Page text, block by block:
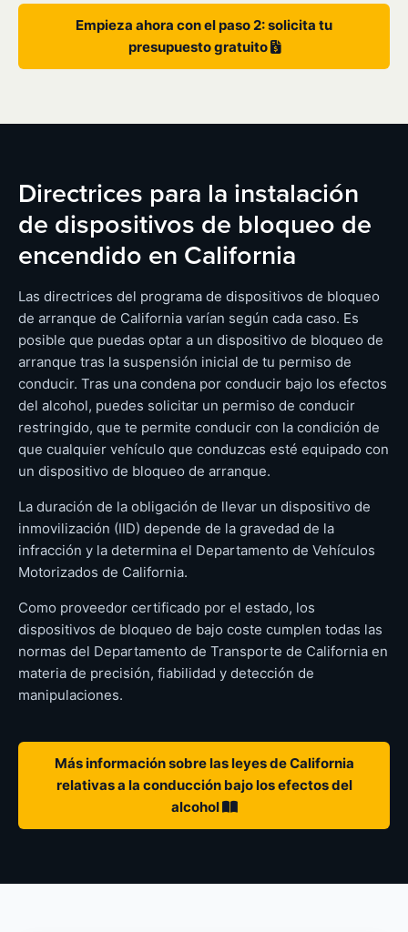
Empieza ahora con el paso 2: solicita tu
presupuesto gratuito
Directrices para la instalación
de dispositivos de bloqueo de
encendido en California
Las directrices del programa de dispositivos de bloqueo
de arranque de California varían según cada caso. Es
posible que puedas optar a un dispositivo de bloqueo de
arranque tras la suspensión inicial de tu permiso de
conducir. Tras una condena por conducir bajo los efectos
del alcohol, puedes solicitar un permiso de conducir
restringido, que te permite conducir con la condición de
que cualquier vehículo que conduzcas esté equipado con
un dispositivo de bloqueo de arranque.
La duración de la obligación de llevar un dispositivo de
inmovilización (IID) depende de la gravedad de la
infracción y la determina el Departamento de Vehículos
Motorizados de California.
Como proveedor certificado por el estado, los
dispositivos de bloqueo de bajo coste cumplen todas las
normas del Departamento de Transporte de California en
materia de precisión, fiabilidad y detección de
manipulaciones.
Más información sobre las leyes de California
relativas a la conducción bajo los efectos del
alcohol